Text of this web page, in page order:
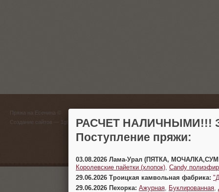
Пряжа на Есенина ©
Создание сайтов
(383)
г.
РАСЧЕТ НАЛИЧНЫМИ!!!
Поступление пряжи:
03.08.2026 Лама-Урал (ПЯТКА,
Королевские пайетки (хлопок) Candy
29.06.2026 Троицкая камвольная фабрика:
29.06.2026 Пехорка: Ажурная Буклированная